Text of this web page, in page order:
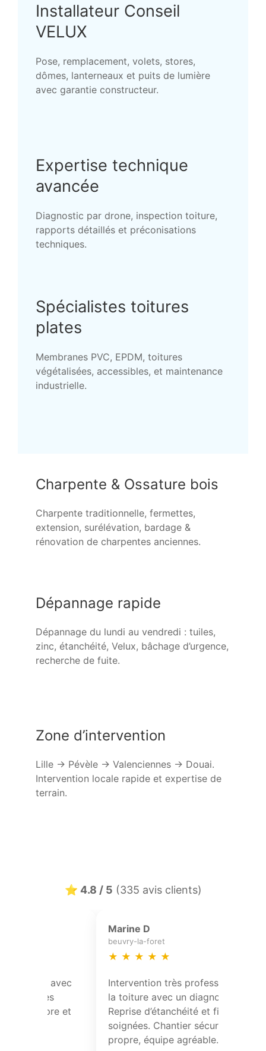
Installateur Conseil
VELUX
Pose, remplacement, volets, stores,
dômes, lanterneaux et puits de lumière
avec garantie constructeur.
Expertise technique
avancée
Diagnostic par drone, inspection toiture,
rapports détaillés et préconisations
techniques.
Spécialistes toitures
plates
Membranes PVC, EPDM, toitures
végétalisées, accessibles, et maintenance
industrielle.
Charpente & Ossature bois
Charpente traditionnelle, fermettes,
extension, surélévation, bardage &
rénovation de charpentes anciennes.
Dépannage rapide
Dépannage du lundi au vendredi : tuiles,
zinc, étanchéité, Velux, bâchage d’urgence,
recherche de fuite.
Zone d’intervention
Lille → Pévèle → Valenciennes → Douai.
Intervention locale rapide et expertise de
terrain.
⭐ 4.8 / 5 (335 avis clients)
Sophie Vasseur
Réfection partielle de toiture avec
pose de solins et contrôle des
points singuliers. Travail propre et